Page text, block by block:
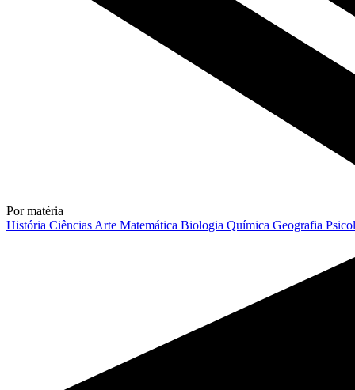
Por matéria
História Ciências Arte Matemática Biologia Química Geografia